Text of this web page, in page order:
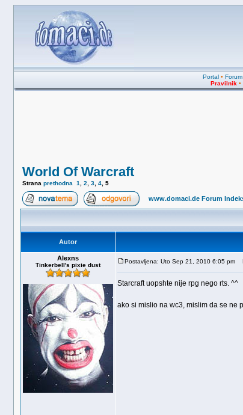
Portal• Forum
Pravilnik •
World Of Warcraft
Strana prethodna 1 2 3, 4, 5
www.domaci.de Forum
Autor
Alexns
Tinkerbell's pixie dust
Postavljena: Uto Sep 21, 2010 6:05 pm
Starcraft uopshte nije rpg nego rts. ^^
ako si mislio na wc3, mislim da se ne